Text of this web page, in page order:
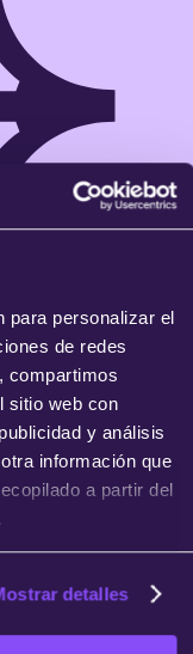
para personalizar el
de redes
compartimos
sitio web con
y análisis
información que
a partir del
detalles